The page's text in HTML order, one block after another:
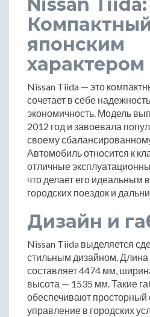
Nissan Tiida:
японским
характером
Nissan Tiida — это
сочетает в себе
экономичность. Модель
2012 год и завоевала
своему
Автомобиль относится к
отличные
что делает его идеальным
городских поездок и
Дизайн и
Nissan Tiida выделяется
стильным дизайном.
составляет 4474 мм,
высота — 1535 мм. Такие
обеспечивают просторный
управление в городских